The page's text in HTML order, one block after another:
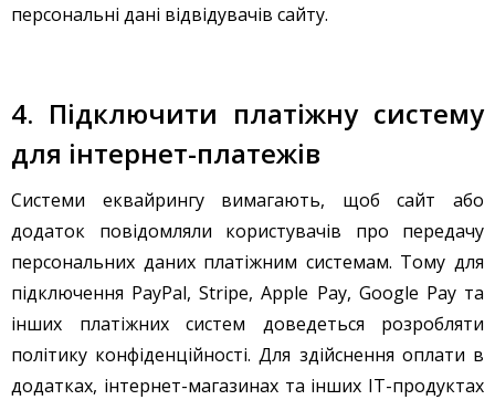
персональні дані відвідувачів сайту.
4. Підключити платіжну систему
для інтернет-платежів
Системи еквайрингу вимагають, щоб сайт або
додаток повідомляли користувачів про передачу
персональних даних платіжним системам. Тому для
підключення PayPal, Stripe, Apple Pay, Google Pay та
інших платіжних систем доведеться розробляти
політику конфіденційності. Для здійснення оплати в
додатках, інтернет-магазинах та інших IT-продуктах